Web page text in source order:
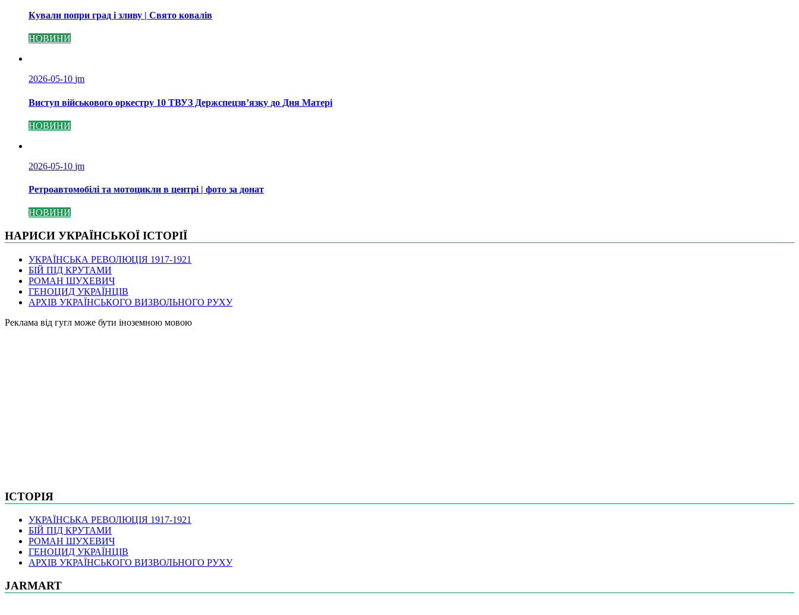
Кували попри град і зливу | Свято ковалів
НОВИНИ
2026-05-10 jm
Виступ військового оркестру 10 ТВУЗ Держспецзв’язку до Дня Матері
НОВИНИ
2026-05-10 jm
Ретроавтомобілі та мотоцикли в центрі | фото за донат
НОВИНИ
НАРИСИ УКРАЇНСЬКОЇ ІСТОРІЇ
УКРАЇНСЬКА РЕВОЛЮЦІЯ 1917-1921
БІЙ ПІД КРУТАМИ
РОМАН ШУХЕВИЧ
ГЕНОЦИД УКРАЇНЦІВ
АРХІВ УКРАЇНСЬКОГО ВИЗВОЛЬНОГО РУХУ
Pеклама від гугл може бути іноземною мовою
ІСТОРІЯ
УКРАЇНСЬКА РЕВОЛЮЦІЯ 1917-1921
БІЙ ПІД КРУТАМИ
РОМАН ШУХЕВИЧ
ГЕНОЦИД УКРАЇНЦІВ
АРХІВ УКРАЇНСЬКОГО ВИЗВОЛЬНОГО РУХУ
JARMART